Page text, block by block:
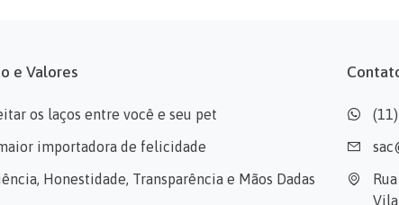
e Valores
os laços entre você e seu pet
importadora de felicidade
Honestidade, Transparência e Mãos Dadas